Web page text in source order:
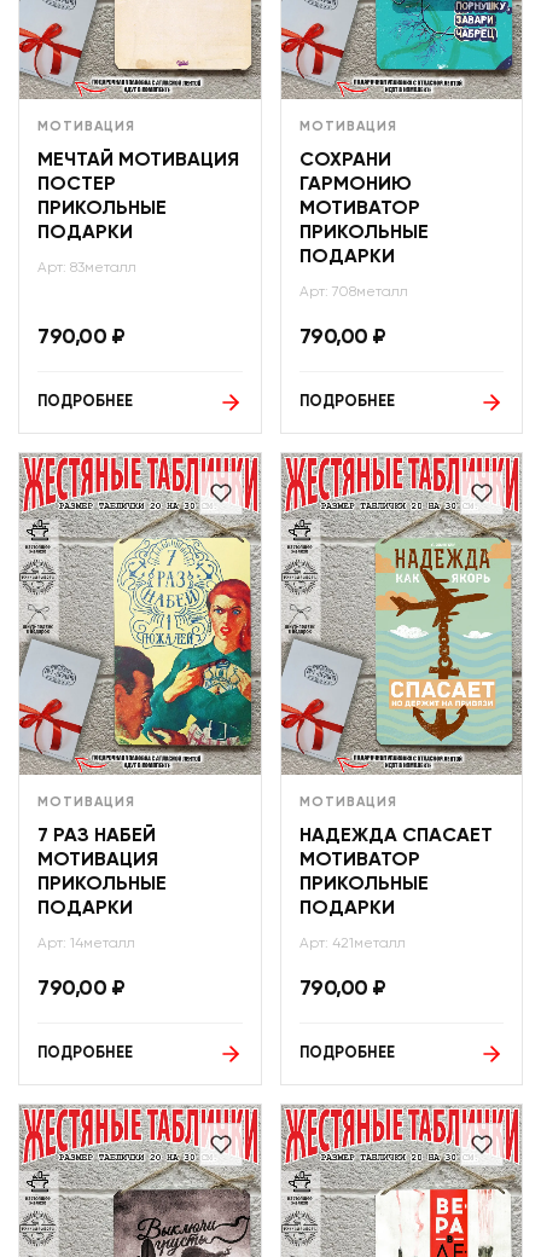
МОТИВАЦИЯ
МЕЧТАЙ МОТИВАЦИЯ
ПОСТЕР
ПРИКОЛЬНЫЕ
ПОДАРКИ
Арт: 83металл
790,00 ₽
ПОДРОБНЕЕ
МОТИВАЦИЯ
СОХРАНИ
ГАРМОНИЮ
МОТИВАТОР
ПРИКОЛЬНЫЕ
ПОДАРКИ
Арт: 708металл
790,00 ₽
ПОДРОБНЕЕ
МОТИВАЦИЯ
7 РАЗ НАБЕЙ
МОТИВАЦИЯ
ПРИКОЛЬНЫЕ
ПОДАРКИ
Арт: 14металл
790,00 ₽
ПОДРОБНЕЕ
МОТИВАЦИЯ
НАДЕЖДА СПАСАЕТ
МОТИВАТОР
ПРИКОЛЬНЫЕ
ПОДАРКИ
Арт: 421металл
790,00 ₽
ПОДРОБНЕЕ